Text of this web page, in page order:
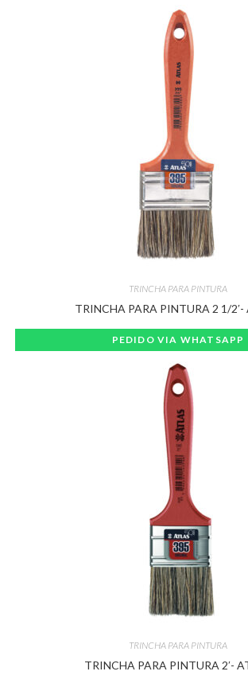
TRINCHA PARA PINTURA
TRINCHA PARA PINTURA 2 1/2′-
PEDIDO VIA WHATSAPP
TRINCHA PARA PINTURA
TRINCHA PARA PINTURA 2′-